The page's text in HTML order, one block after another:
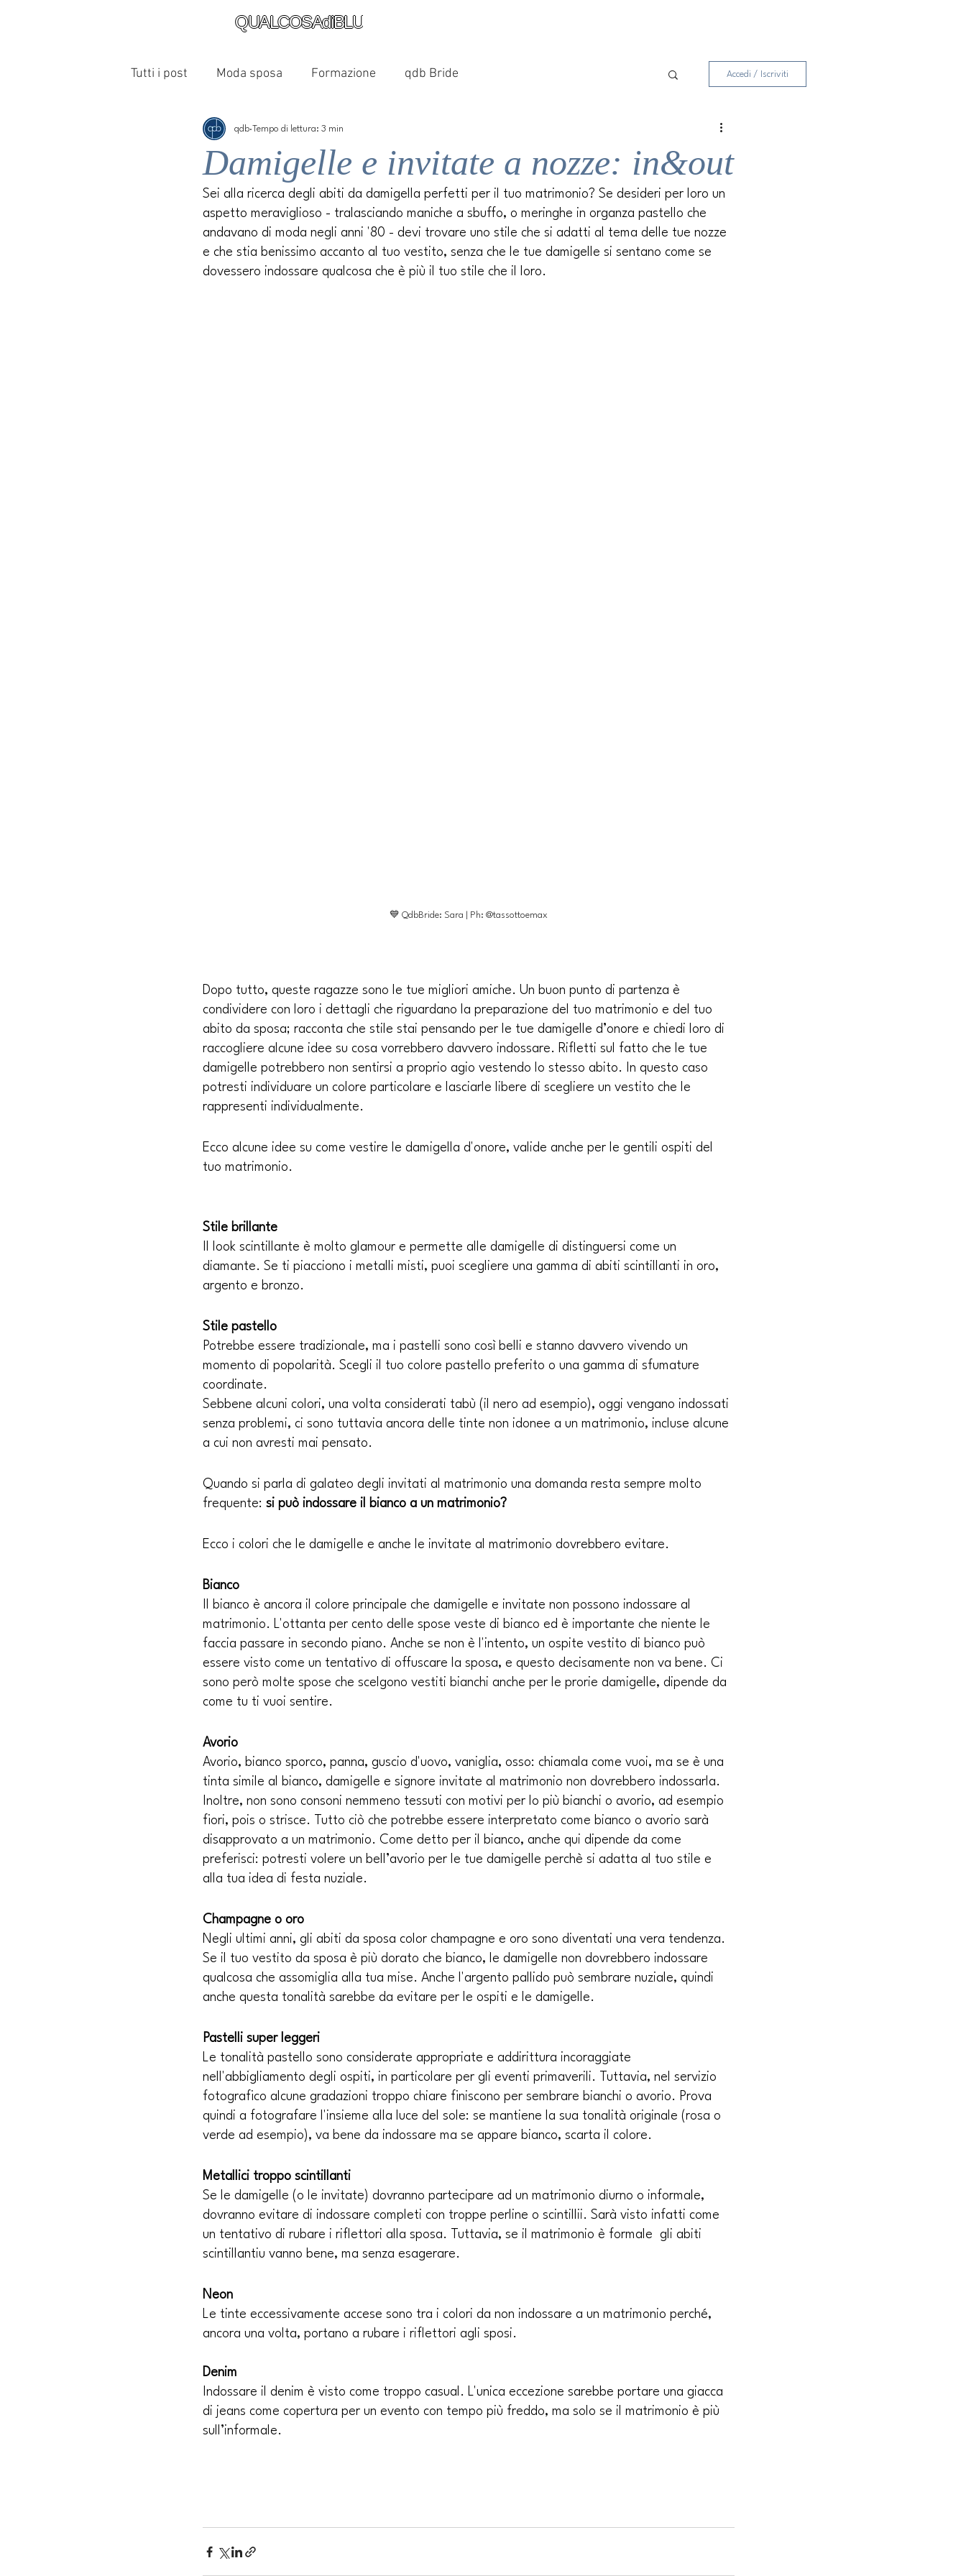
QUALCOSAdiBLU
Tutti i post Moda sposa Formazione qdb Bride Accedi / Iscriviti
Damigelle e invitate a nozze: in&out
qdb Tempo di lettura: 3 min
Sei alla ricerca degli abiti da damigella perfetti per il tuo matrimonio? Se desideri per loro un
aspetto meraviglioso - tralasciando maniche a sbuffo, o meringhe in organza pastello che
andavano di moda negli anni '80 - devi trovare uno stile che si adatti al tema delle tue nozze
e che stia benissimo accanto al tuo vestito, senza che le tue damigelle si sentano come se
dovessero indossare qualcosa che è più il tuo stile che il loro.
💙 QdbBride: Sara | Ph: @tassottoemax
Dopo tutto, queste ragazze sono le tue migliori amiche. Un buon punto di partenza è
condividere con loro i dettagli che riguardano la preparazione del tuo matrimonio e del tuo
abito da sposa; racconta che stile stai pensando per le tue damigelle d’onore e chiedi loro di
raccogliere alcune idee su cosa vorrebbero davvero indossare. Rifletti sul fatto che le tue
damigelle potrebbero non sentirsi a proprio agio vestendo lo stesso abito. In questo caso
potresti individuare un colore particolare e lasciarle libere di scegliere un vestito che le
rappresenti individualmente.
Ecco alcune idee su come vestire le damigella d'onore, valide anche per le gentili ospiti del
tuo matrimonio.
Stile brillante
Il look scintillante è molto glamour e permette alle damigelle di distinguersi come un
diamante. Se ti piacciono i metalli misti, puoi scegliere una gamma di abiti scintillanti in oro,
argento e bronzo.
Stile pastello
Potrebbe essere tradizionale, ma i pastelli sono così belli e stanno davvero vivendo un
momento di popolarità. Scegli il tuo colore pastello preferito o una gamma di sfumature
coordinate.
Sebbene alcuni colori, una volta considerati tabù (il nero ad esempio), oggi vengano indossati
senza problemi, ci sono tuttavia ancora delle tinte non idonee a un matrimonio, incluse alcune
a cui non avresti mai pensato.
Quando si parla di galateo degli invitati al matrimonio una domanda resta sempre molto
frequente: si può indossare il bianco a un matrimonio?
Ecco i colori che le damigelle e anche le invitate al matrimonio dovrebbero evitare.
Bianco
Il bianco è ancora il colore principale che damigelle e invitate non possono indossare al
matrimonio. L'ottanta per cento delle spose veste di bianco ed è importante che niente le
faccia passare in secondo piano. Anche se non è l'intento, un ospite vestito di bianco può
essere visto come un tentativo di offuscare la sposa, e questo decisamente non va bene. Ci
sono però molte spose che scelgono vestiti bianchi anche per le prorie damigelle, dipende da
come tu ti vuoi sentire.
Avorio
Avorio, bianco sporco, panna, guscio d'uovo, vaniglia, osso: chiamala come vuoi, ma se è una
tinta simile al bianco, damigelle e signore invitate al matrimonio non dovrebbero indossarla.
Inoltre, non sono consoni nemmeno tessuti con motivi per lo più bianchi o avorio, ad esempio
fiori, pois o strisce. Tutto ciò che potrebbe essere interpretato come bianco o avorio sarà
disapprovato a un matrimonio. Come detto per il bianco, anche qui dipende da come
preferisci: potresti volere un bell’avorio per le tue damigelle perchè si adatta al tuo stile e
alla tua idea di festa nuziale.
Champagne o oro
Negli ultimi anni, gli abiti da sposa color champagne e oro sono diventati una vera tendenza.
Se il tuo vestito da sposa è più dorato che bianco, le damigelle non dovrebbero indossare
qualcosa che assomiglia alla tua mise. Anche l'argento pallido può sembrare nuziale, quindi
anche questa tonalità sarebbe da evitare per le ospiti e le damigelle.
Pastelli super leggeri
Le tonalità pastello sono considerate appropriate e addirittura incoraggiate
nell'abbigliamento degli ospiti, in particolare per gli eventi primaverili. Tuttavia, nel servizio
fotografico alcune gradazioni troppo chiare finiscono per sembrare bianchi o avorio. Prova
quindi a fotografare l'insieme alla luce del sole: se mantiene la sua tonalità originale (rosa o
verde ad esempio), va bene da indossare ma se appare bianco, scarta il colore.
Metallici troppo scintillanti
Se le damigelle (o le invitate) dovranno partecipare ad un matrimonio diurno o informale,
dovranno evitare di indossare completi con troppe perline o scintillii. Sarà visto infatti come
un tentativo di rubare i riflettori alla sposa. Tuttavia, se il matrimonio è formale  gli abiti
scintillantiu vanno bene, ma senza esagerare.
Neon
Le tinte eccessivamente accese sono tra i colori da non indossare a un matrimonio perché,
ancora una volta, portano a rubare i riflettori agli sposi.
Denim
Indossare il denim è visto come troppo casual. L'unica eccezione sarebbe portare una giacca
di jeans come copertura per un evento con tempo più freddo, ma solo se il matrimonio è più
sull’informale.